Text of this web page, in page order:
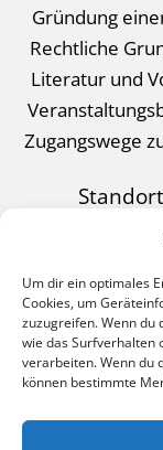
Um dir ein optimales
Cookies, um
zuzugreifen. Wenn du
wie das Surfverhalten
verarbeiten. Wenn du
können bestimmte
Gründung
Rechtliche
Literatur und
Zugangswege